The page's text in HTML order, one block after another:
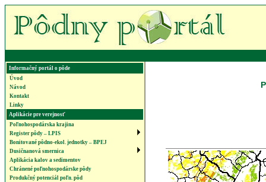
Informačný portál o pôde
Úvod
Návod
Kontakt
Linky
Aplikácie pre verejnosť
Poľnohospodárska krajina
Register pôdy – LPIS
Bonitované pôdno-ekol. jednotky – BPEJ
Dusičnanová smernica
Aplikácia kalov a sedimentov
Chránené poľnohospodárske pôdy
Produkčný potenciál poľn. pôd